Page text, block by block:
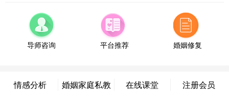
福建-厦门 159****4462
53分钟前
微信用户 凌乱小羊 通过此页面咨询，已获得专属情
辽宁-大连 176****2843
39分钟前
导师咨询 平台推荐 婚姻修复
情感分析 婚姻家庭私教 在线课堂 注册会员